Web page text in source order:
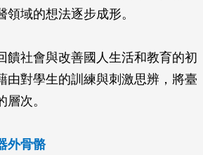
領域的想法逐步成形。
饋社會與改善國人生活和教育的初
由對學生的訓練與刺激思辨，將臺
次。
外骨骼